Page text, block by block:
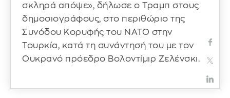
σκληρά απόψε», δήλωσε ο Τραμπ στους
δημοσιογράφους, στο περιθώριο της
Συνόδου Κορυφής του ΝΑΤΟ στην
Τουρκία, κατά τη συνάντησή του με τον
Ουκρανό πρόεδρο Βολοντίμιρ Ζελένσκι.